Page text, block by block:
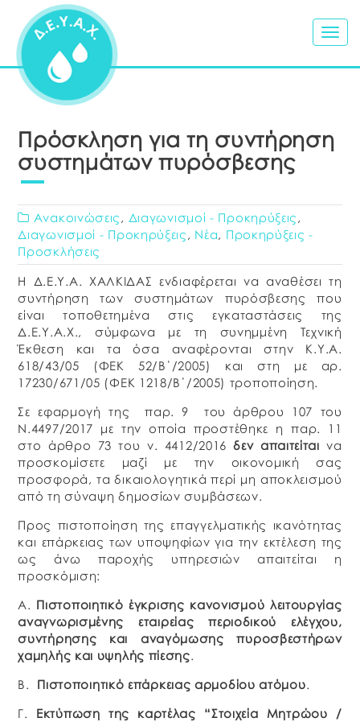
Πρόσκληση για τη συντήρηση
συστημάτων πυρόσβεσης
Ανακοινώσεις , Διαγωνισμοί - Προκηρύξεις ,
Διαγωνισμοί - Προκηρύξεις , Νέα, Προκηρύξεις -
Προσκλήσεις
Η Δ.Ε.Υ.Α. ΧΑΛΚΙΔΑΣ ενδιαφέρεται να αναθέσει τη
συντήρηση των συστημάτων πυρόσβεσης που
είναι τοποθετημένα στις εγκαταστάσεις της
Δ.Ε.Υ.Α.Χ., σύμφωνα με τη συνημμένη Τεχνική
Έκθεση και τα όσα αναφέρονται στην Κ.Υ.Α.
618/43/05 (ΦΕΚ 52/Β΄/2005) και στη με αρ.
17230/671/05 (ΦΕΚ 1218/Β΄/2005) τροποποίηση.
Σε εφαρμογή της παρ. 9 του άρθρου 107 του
Ν.4497/2017 με την οποία προστέθηκε η παρ. 11
στο άρθρο 73 του ν. 4412/2016δεν απαιτείται να
προσκομίσετε μαζί με την οικονομική σας
προσφορά, τα δικαιολογητικά περί μη αποκλεισμού
από τη σύναψη δημοσίων συμβάσεων.
Προς πιστοποίηση της επαγγελματικής ικανότητας
και επάρκειας των υποψηφίων για την εκτέλεση της
ως άνω παροχής υπηρεσιών απαιτείται η
προσκόμιση:
Α. Πιστοποιητικό έγκρισης κανονισμού λειτουργίας
αναγνωρισμένης εταιρείας περιοδικού ελέγχου,
συντήρησης και αναγόμωσης πυροσβεστήρων
χαμηλής και υψηλής πίεσης.
Β. Πιστοποιητικό επάρκειας αρμοδίου ατόμου.
Γ. Εκτύπωση της καρτέλας “Στοιχεία Μητρώου /